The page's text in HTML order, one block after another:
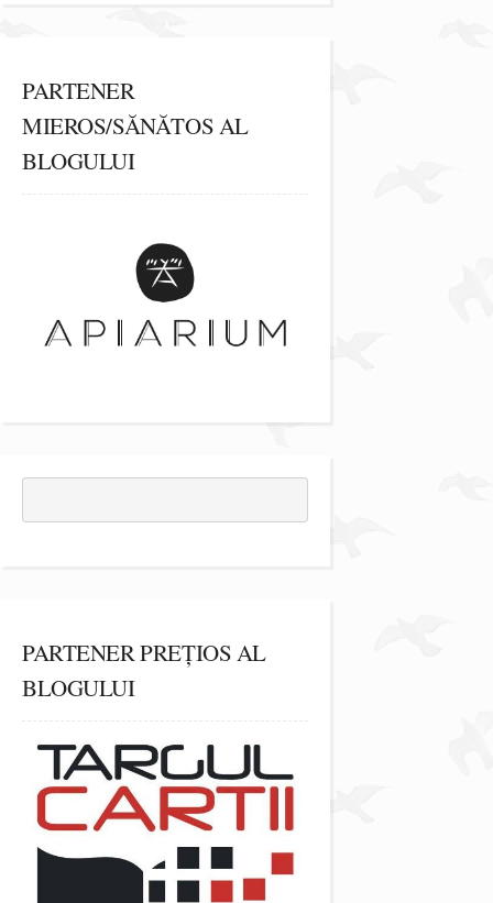
PARTENER
MIEROS/SĂNĂTOS AL
BLOGULUI
PARTENER PREȚIOS AL
BLOGULUI